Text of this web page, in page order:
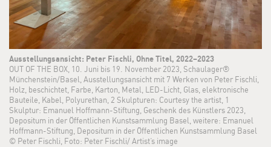
Ausstellungsansicht: Peter Fischli, Ohne Titel, 2022–2023
OUT OF THE BOX, 10. Juni bis 19. November 2023, Schaulager®
Münchenstein/Basel, Ausstellungsansicht mit 7 Werken von Peter Fischli,
Holz, beschichtet, Farbe, Karton, Metal, LED-Licht, Glas, elektronische
Bauteile, Kabel, Polyurethan, 2 Skulpturen: Courtesy the artist, 1
Skulptur: Emanuel Hoffmann-Stiftung, Geschenk des Künstlers 2023,
Depositum in der Öffentlichen Kunstsammlung Basel, weitere: Emanuel
Hoffmann-Stiftung, Depositum in der Öffentlichen Kunstsammlung Basel
© Peter Fischli, Foto: Peter Fischli/ Artist‘s image